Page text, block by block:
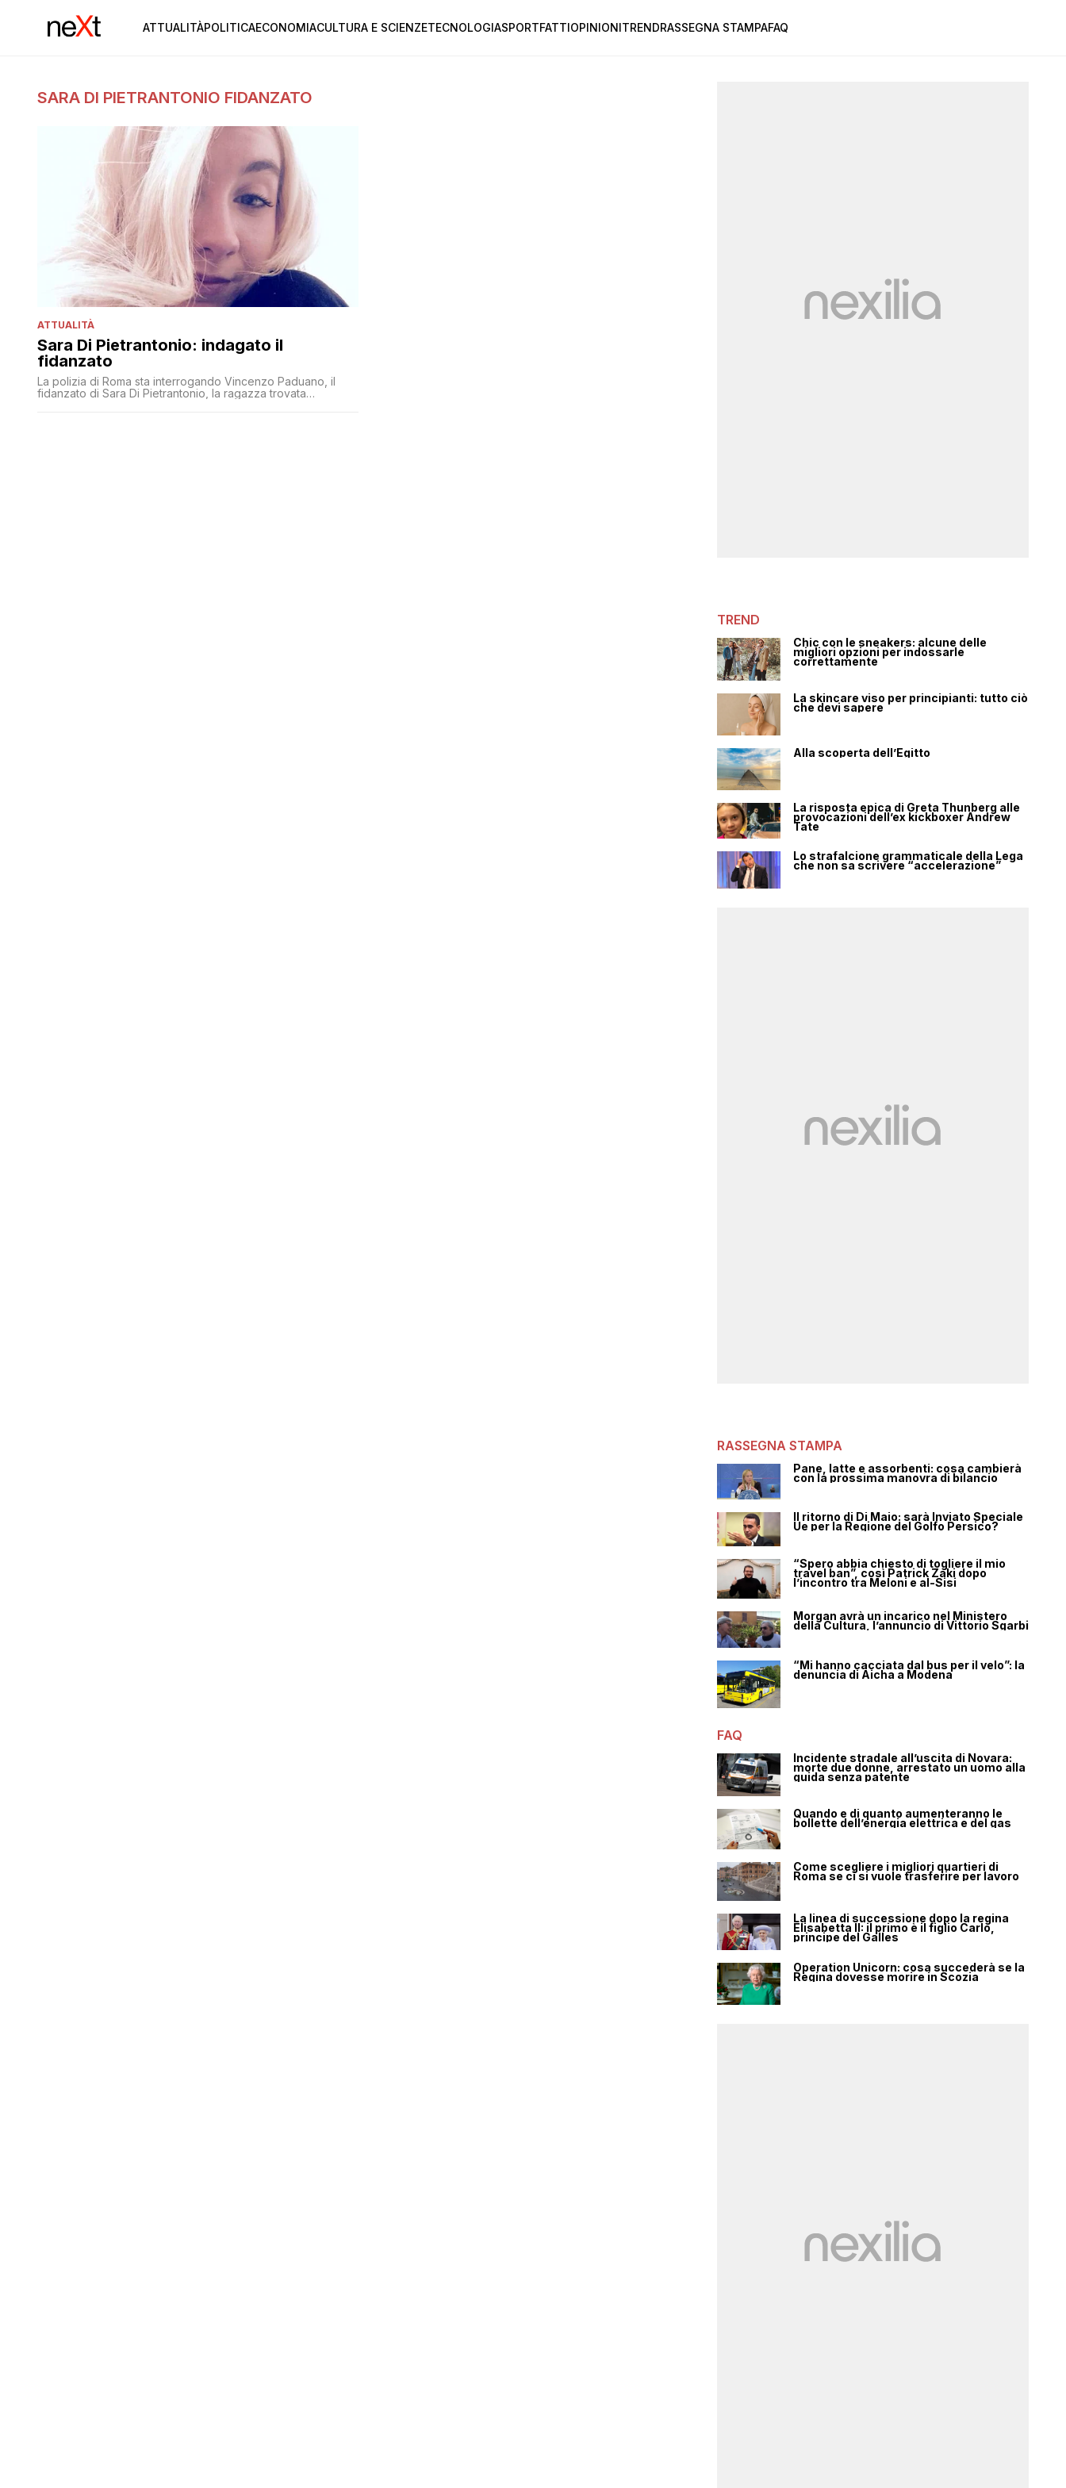
ATTUALITÀPOLITICAECONOMIACULTURA E SCIENZETECNOLOGIASPORTFATTIOPINIONITRENDRASSEGNA STAMPAFAQ
SARA DI PIETRANTONIO FIDANZATO
ATTUALITÀ
Sara Di Pietrantonio: indagato il
fidanzato
La polizia di Roma sta interrogando Vincenzo Paduano, il
fidanzato di Sara Di Pietrantonio, la ragazza trovata
TREND
Chic con le sneakers: alcune delle
migliori opzioni per indossarle
correttamente
La skincare viso per principianti: tutto ciò
che devi sapere
Alla scoperta dell’Egitto
La risposta epica di Greta Thunberg alle
provocazioni dell’ex kickboxer Andrew
Tate
Lo strafalcione grammaticale della Lega
che non sa scrivere “accelerazione”
RASSEGNA STAMPA
Pane, latte e assorbenti: cosa cambierà
con la prossima manovra di bilancio
Il ritorno di Di Maio: sarà Inviato Speciale
Ue per la Regione del Golfo Persico?
“Spero abbia chiesto di togliere il mio
travel ban”, così Patrick Zaki dopo
l’incontro tra Meloni e al-Sisi
Morgan avrà un incarico nel Ministero
della Cultura, l’annuncio di Vittorio Sgarbi
“Mi hanno cacciata dal bus per il velo”: la
denuncia di Aicha a Modena
FAQ
Incidente stradale all’uscita di Novara:
morte due donne, arrestato un uomo alla
guida senza patente
Quando e di quanto aumenteranno le
bollette dell’energia elettrica e del gas
Come scegliere i migliori quartieri di
Roma se ci si vuole trasferire per lavoro
La linea di successione dopo la regina
Elisabetta II: il primo è il figlio Carlo,
principe del Galles
Operation Unicorn: cosa succederà se la
Regina dovesse morire in Scozia